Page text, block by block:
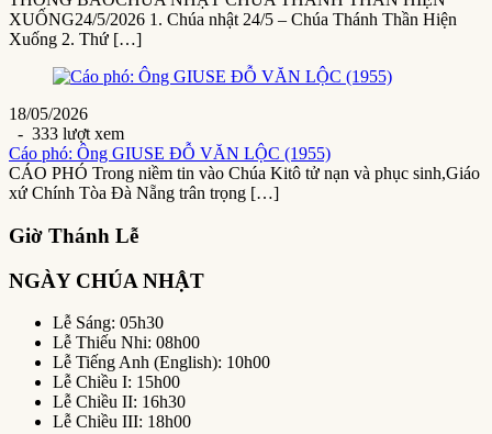
XUỐNG24/5/2026 1. Chúa nhật 24/5 – Chúa Thánh Thần Hiện
Xuống 2. Thứ […]
18/05/2026
- 333 lượt xem
Cáo phó: Ông GIUSE ĐỖ VĂN LỘC (1955)
CÁO PHÓ Trong niềm tin vào Chúa Kitô tử nạn và phục sinh,Giáo
xứ Chính Tòa Đà Nẵng trân trọng […]
Giờ Thánh Lễ
NGÀY CHÚA NHẬT
Lễ Sáng: 05h30
Lễ Thiếu Nhi: 08h00
Lễ Tiếng Anh (English): 10h00
Lễ Chiều I: 15h00
Lễ Chiều II: 16h30
Lễ Chiều III: 18h00